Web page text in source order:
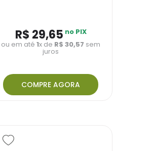
R$ 29,65 no PIX
ou em até1x de R$ 30,57 sem
juros
COMPRE AGORA